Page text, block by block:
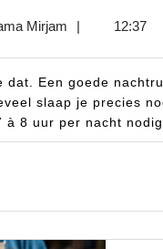
MirjamMama
| 12:37
dat. Een goede
slaap je precies
à 8 uur per nacht nodig